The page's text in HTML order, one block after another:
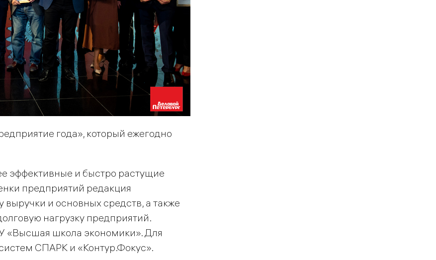
года», который ежегодно
эффективные и быстро растущие
предприятий редакция
и основных средств, а также
нагрузку предприятий.
«Высшая школа экономики». Для
СПАРК и «Контур.Фокус».